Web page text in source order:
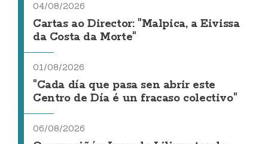
04/08/2026
Cartas ao Director: "Malpica, a Eivissa
da Costa da Morte"
01/08/2026
"Cada día que pasa sen abrir este
Centro de Día é un fracaso colectivo"
06/08/2026